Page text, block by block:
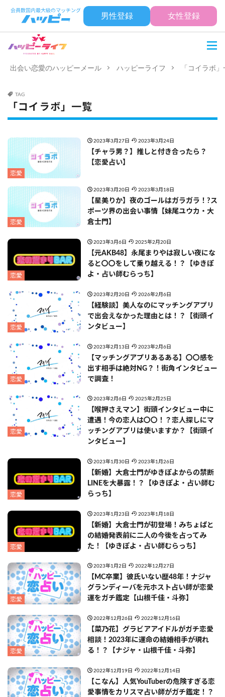
男性登録 女性登録
出会い恋愛のハッピーメール ハッピーライフ 「コイラボ
TAG
「コイラボ」一覧
恋愛
2023年3月27日 2023年3月24日
【チャラ男？】推しと付き合ったら？
【恋愛占い】
恋愛
2023年3月20日 2023年3月18日
【星美りか】夜のゴールはガラガラ！?ス
ポーツ界の出会い事情【妹尾ユウカ・大
倉士門】
恋愛
2023年3月6日 2025年2月20日
【元AKB48】永尾まりやは寂しい夜にな
ると〇〇をして乗り越える！？【ゆきぽ
よ・占い師むらっち】
恋愛
2023年2月20日 2026年2月6日
【経験談】美人なのにマッチングアプリ
で出会えなかった理由とは！？【街頭イ
ンタビュー】
恋愛
2023年2月13日 2023年2月6日
【マッチングアプリあるある】〇〇感を
出す相手は絶対NG？！街角インタビュー
で調査！
恋愛
2023年2月6日 2025年2月25日
【喉押さえマン】街頭インタビュー中に
遭遇！今の恋人は〇〇！？恋人探しにマ
ッチングアプリは使いますか？【街頭イ
ンタビュー】
恋愛
2023年1月30日 2023年1月26日
【新婚】大倉士門がゆきぽよからの禁断
LINEを大暴露！？【ゆきぽよ・占い師む
らっち】
恋愛
2023年1月23日 2023年1月18日
【新婚】大倉士門が初登場！みちょぱと
の結婚発表前に二人の今後を占ってみ
た！【ゆきぽよ・占い師むらっち】
恋愛
2023年1月2日 2022年12月27日
【MC卒業】彼氏いない歴48年！ナジャ
グランディーバを元ホスト占い師が恋愛
運をガチ鑑定【山根千佳・斗弥】
恋愛
2022年12月26日 2022年12月16日
【菜乃花】グラビアアイドルがガチ恋愛
相談！2023年に運命の結婚相手が現れ
る！？【ナジャ・山根千佳・斗弥】
2022年12月19日 2022年12月14日
【こなん】人気YouTuberの危険すぎる恋
愛事情をカリスマ占い師がガチ鑑定！？